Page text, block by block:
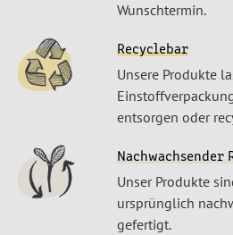
Wunschtermin.
Recyclebar
Unsere Produkte
entsorgen oder
Nachwachsender
Unser Produkte
ursprünglich
gefertigt.